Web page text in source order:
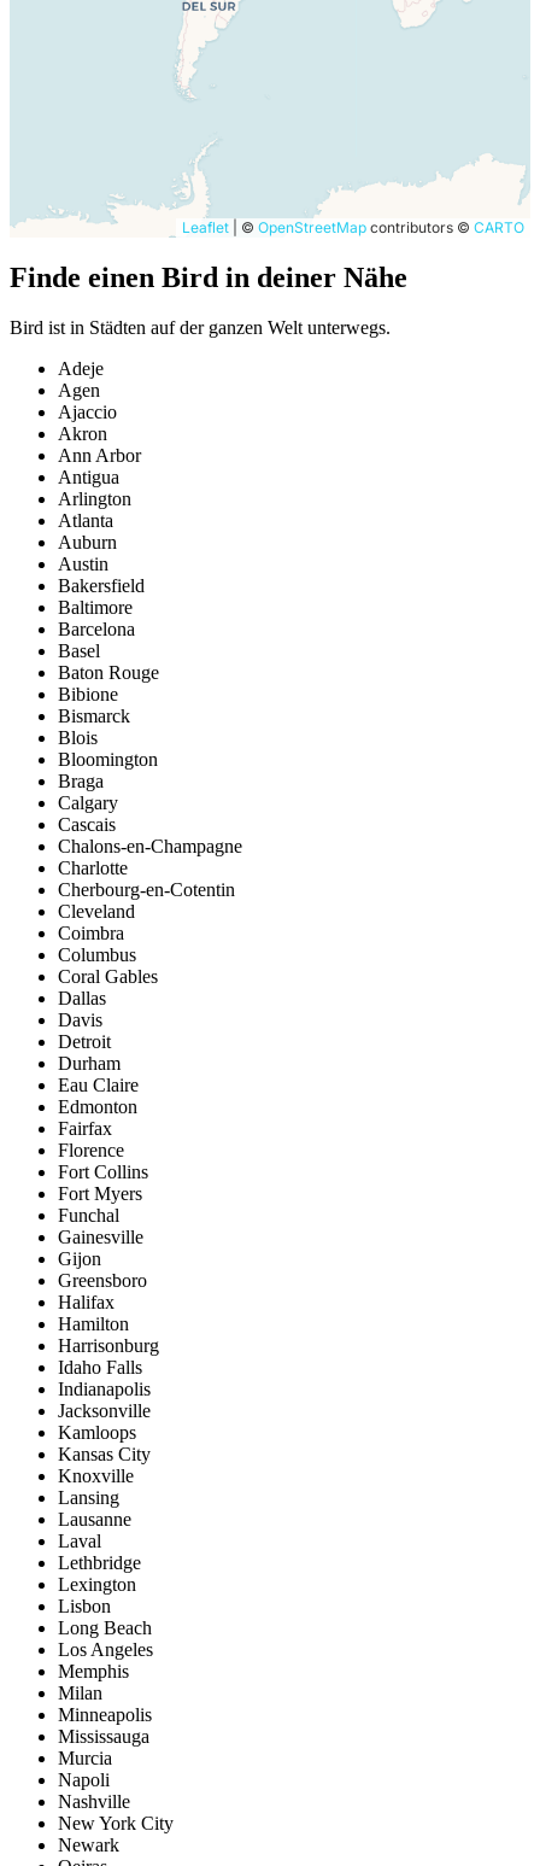
Leaflet © OpenStreetMap contributors © CARTO
Finde einen Bird in deiner Nähe
Bird ist in Städten auf der ganzen Welt unterwegs.
Adeje
Agen
Ajaccio
Akron
Ann Arbor
Antigua
Arlington
Atlanta
Auburn
Austin
Bakersfield
Baltimore
Barcelona
Basel
Baton Rouge
Bibione
Bismarck
Blois
Bloomington
Braga
Calgary
Cascais
Chalons-en-Champagne
Charlotte
Cherbourg-en-Cotentin
Cleveland
Coimbra
Columbus
Coral Gables
Dallas
Davis
Detroit
Durham
Eau Claire
Edmonton
Fairfax
Florence
Fort Collins
Fort Myers
Funchal
Gainesville
Gijon
Greensboro
Halifax
Hamilton
Harrisonburg
Idaho Falls
Indianapolis
Jacksonville
Kamloops
Kansas City
Knoxville
Lansing
Lausanne
Laval
Lethbridge
Lexington
Lisbon
Long Beach
Los Angeles
Memphis
Milan
Minneapolis
Mississauga
Murcia
Napoli
Nashville
New York City
Newark